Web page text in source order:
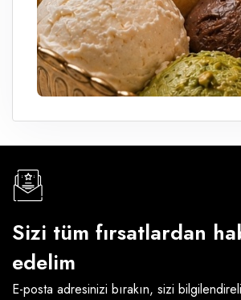
Sizi tüm fırsatlardan
edelim
E-posta adresinizi bırakın, sizi